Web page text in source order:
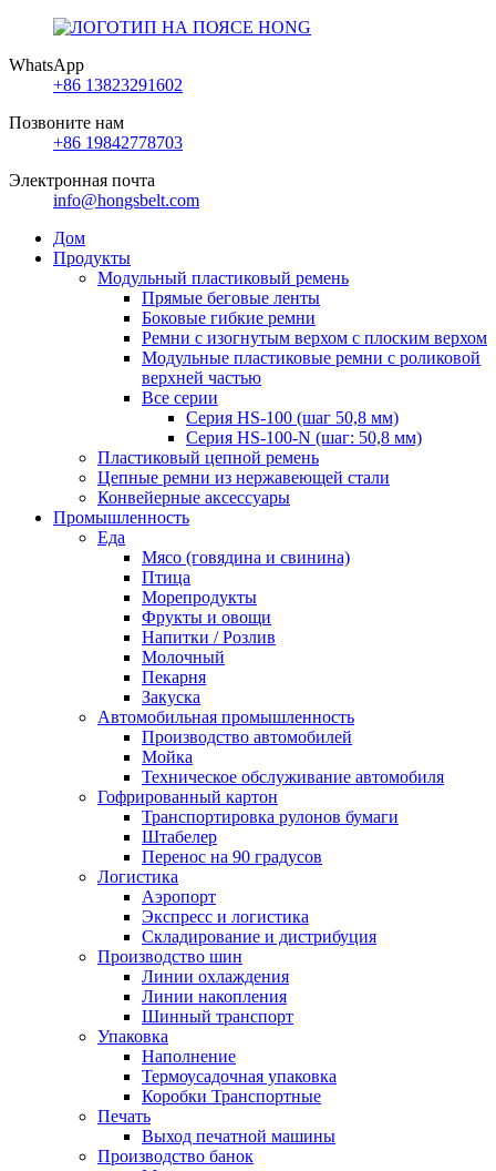
WhatsApp
+86 13823291602
Позвоните нам
+86 19842778703
Электронная почта
info@hongsbelt.com
Дом
Продукты
Модульный пластиковый ремень
Прямые беговые ленты
Боковые гибкие ремни
Ремни с изогнутым верхом с плоским верхом
Модульные пластиковые ремни с роликовой
верхней частью
Все серии
Серия HS-100 (шаг 50,8 мм)
Серия HS-100-N (шаг: 50,8 мм)
Пластиковый цепной ремень
Цепные ремни из нержавеющей стали
Конвейерные аксессуары
Промышленность
Еда
Мясо (говядина и свинина)
Птица
Морепродукты
Фрукты и овощи
Напитки / Розлив
Молочный
Пекарня
Закуска
Автомобильная промышленность
Производство автомобилей
Мойка
Техническое обслуживание автомобиля
Гофрированный картон
Транспортировка рулонов бумаги
Штабелер
Перенос на 90 градусов
Логистика
Аэропорт
Экспресс и логистика
Складирование и дистрибуция
Производство шин
Линии охлаждения
Линии накопления
Шинный транспорт
Упаковка
Наполнение
Термоусадочная упаковка
Коробки Транспортные
Печать
Выход печатной машины
Производство банок